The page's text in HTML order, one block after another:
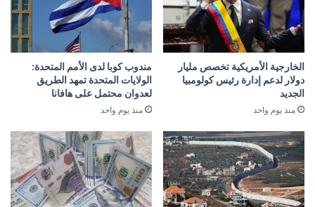
الخارجية الأمريكية تخصص مليار
دولار لدعم إدارة رئيس كولومبيا
الجديد
منذ يوم واحد
مندوب كوبا لدى الأمم المتحدة:
الولايات المتحدة تمهد الطريق
لعدوان محتمل على هافانا
منذ يوم واحد